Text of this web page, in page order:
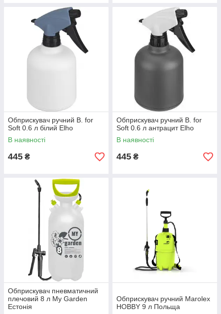
Обприскувач ручний B. for
Soft 0.6 л білий Elho
В наявності
445 ₴
Обприскувач ручний B. for
Soft 0.6 л антрацит Elho
В наявності
445 ₴
Обприскувач пневматичний
плечовий 8 л My Garden
Естонія
Обприскувач ручний Marolex
HOBBY 9 л Польща